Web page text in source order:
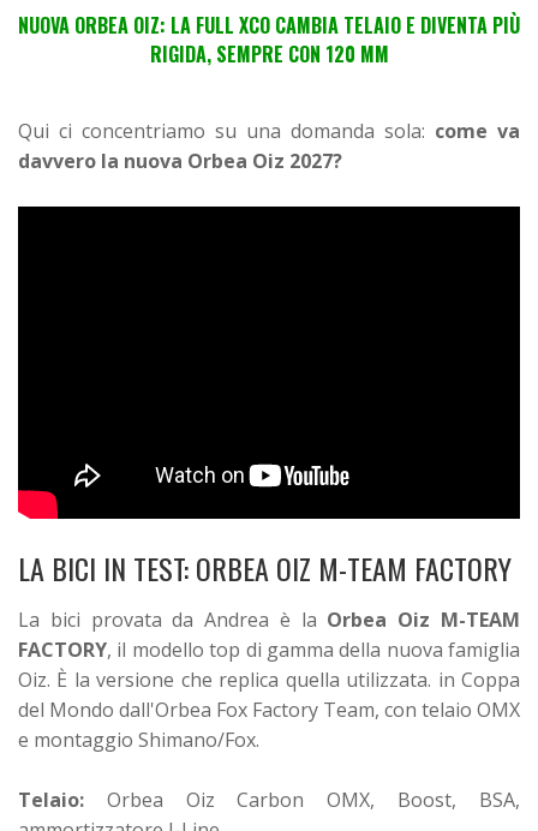
NUOVA ORBEA OIZ: LA FULL XCO CAMBIA TELAIO E DIVENTA PIÙ
RIGIDA, SEMPRE CON 120 MM
Qui ci concentriamo su una domanda sola: come va
davvero la nuova Orbea Oiz 2027?
LA BICI IN TEST: ORBEA OIZ M-TEAM FACTORY
La bici provata da Andrea è la Orbea Oiz M-TEAM
FACTORY, il modello top di gamma della nuova famiglia
Oiz. È la versione che replica quella utilizzata. in Coppa
del Mondo dall'Orbea Fox Factory Team, con telaio OMX
e montaggio Shimano/Fox.
Telaio: Orbea Oiz Carbon OMX, Boost, BSA,